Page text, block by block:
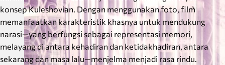
konsep Kuleshovian. Dengan menggunakan foto, film
memanfaatkan karakteristik khasnya untuk mendukung
narasi—yang berfungsi sebagai representasi memori,
melayang di antara kehadiran dan ketidakhadiran, antara
sekarang dan masa lalu—menjelma menjadi rasa rindu.